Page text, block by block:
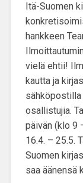
Itä-Suomen
hankkeen
vielä ehtii!
kautta ja
osallistujia.
päivän (klo 9
16.4. – 25.5.
Suomen
saa äänensä